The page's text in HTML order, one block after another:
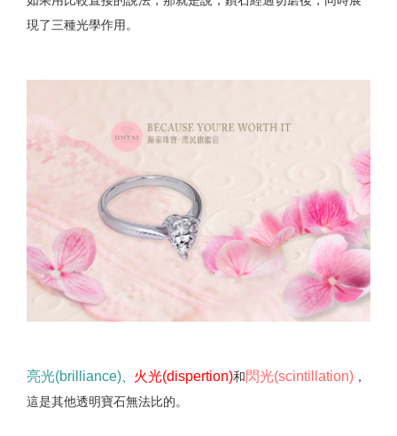
現了三種光學作用。
亮光(brilliance)、 火光(dispertion)和閃光(scintillation) ，
這是其他透明寶石無法比的。